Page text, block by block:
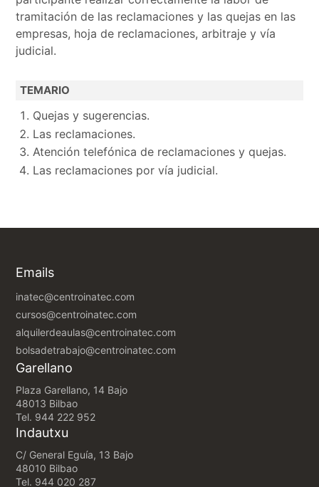
tramitación de las reclamaciones y las quejas en las
empresas, hoja de reclamaciones, arbitraje y vía
judicial.
TEMARIO
Quejas y sugerencias.
Las reclamaciones.
Atención telefónica de reclamaciones y quejas.
Las reclamaciones por vía judicial.
Emails
inatec@centroinatec.com
cursos@centroinatec.com
alquilerdeaulas@centroinatec.com
bolsadetrabajo@centroinatec.com
Garellano
Plaza Garellano, 14 Bajo
48013 Bilbao
Tel. 944 222 952
Indautxu
C/ General Eguía, 13 Bajo
48010 Bilbao
Tel. 944 020 287